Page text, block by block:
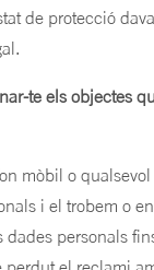
de protecció
te els objectes
mòbil o
i el trobem o
dades personals